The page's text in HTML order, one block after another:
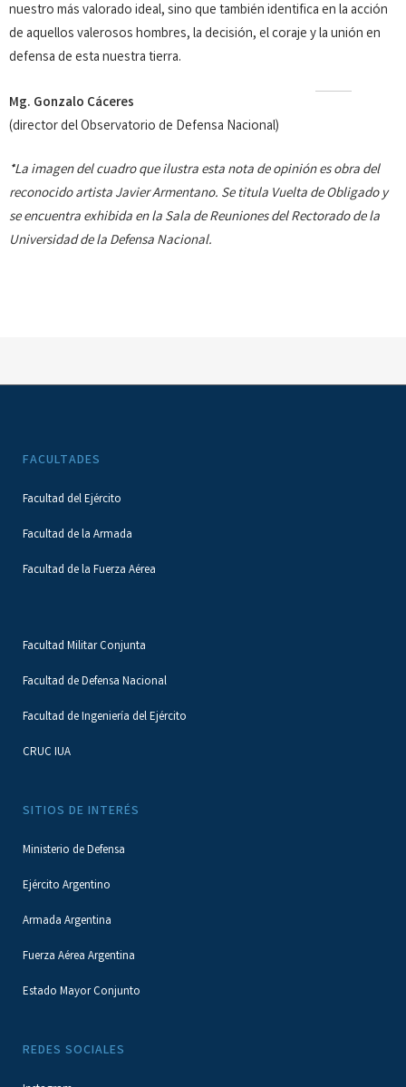
nuestro más valorado ideal, sino que también identifica en la acción
de aquellos valerosos hombres, la decisión, el coraje y la unión en
defensa de esta nuestra tierra.
Mg. Gonzalo Cáceres
(director del Observatorio de Defensa Nacional)
*La imagen del cuadro que ilustra esta nota de opinión es obra del
reconocido artista Javier Armentano. Se titula Vuelta de Obligado y
se encuentra exhibida en la Sala de Reuniones del Rectorado de la
Universidad de la Defensa Nacional.
FACULTADES
Facultad del Ejército
Facultad de la Armada
Facultad de la Fuerza Aérea
Facultad Militar Conjunta
Facultad de Defensa Nacional
Facultad de Ingeniería del Ejército
CRUC IUA
SITIOS DE INTERÉS
Ministerio de Defensa
Ejército Argentino
Armada Argentina
Fuerza Aérea Argentina
Estado Mayor Conjunto
REDES SOCIALES